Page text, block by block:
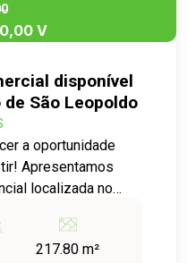
V
disponível
São Leopoldo
a oportunidade
Apresentamos
localizada no
217.80 m²